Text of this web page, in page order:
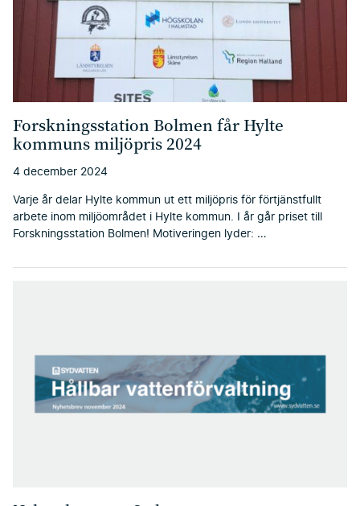
Forskningsstation Bolmen får Hylte
kommuns miljöpris 2024
4 december 2024
Varje år delar Hylte kommun ut ett miljöpris för förtjänstfullt
arbete inom miljöområdet i Hylte kommun. I år går priset till
Forskningsstation Bolmen! Motiveringen lyder: …